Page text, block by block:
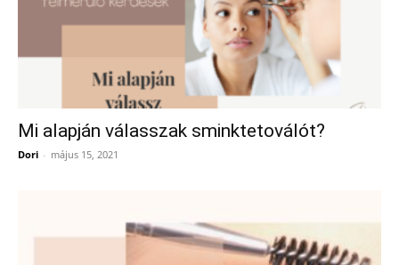
Mi alapján válasszak sminktetoválót?
Dori - május 15, 2021